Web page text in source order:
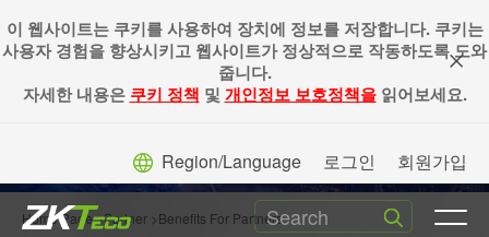
이 웹사이트는 쿠키를 사용하여 장치에 정보를 저장합니다. 쿠키는
사용자 경험을 향상시키고 웹사이트가 정상적으로 작동하도록 도와
줍니다.
자세한 내용은 쿠키 정책 및 개인정보 보호정책을읽어보세요.
Region/Language 로그인 회원가입
Home Page>Partner >Benefits For Partners